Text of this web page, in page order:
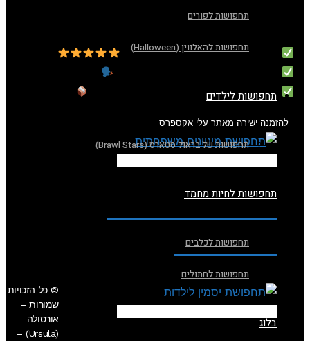
תחפושות לפורים
תחפושות להאלווין (Halloween)
תחפושות לילדים
תחפושות של בראול סטארס (Brawl Stars)
תחפושות לחיות מחמד
תחפושות לכלבים
תחפושות לחתולים
בלוג
צבע וסגנון העיצוב.
ציון גולשים של 5 מתוך 5 בחנות
למעלה מ – 25+ יחידות נמכרו בחנות!
להזמנה ישירה מאתר עלי אקספרס
תחפושת מיניונים
משפחתית
© כל הזכויות
שמורות –
אורסולה
(Ursula) –